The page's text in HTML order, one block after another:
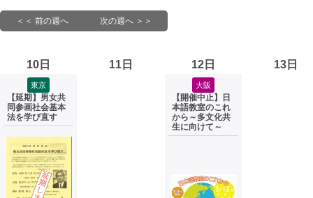
＜＜ 前の週へ 次の週へ ＞＞
10日
東京
【延期】男女共
同参画社会基本
法を学び直す
11日 12日
大阪
【開催中止】日
本語教室のこれ
から～多文化共
生に向けて～
13日